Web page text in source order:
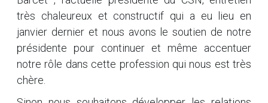
très chaleureux et constructif qui a eu lieu en
janvier dernier et nous avons le soutien de notre
présidente pour continuer et même accentuer
notre rôle dans cette profession qui nous est très
chère.